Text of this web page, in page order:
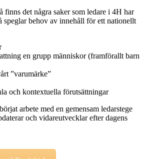
finns det några saker som ledare i 4H har
speglar behov av innehåll för ett nationellt
en grupp människor (framförallt barn
”varumärke”
och kontextuella förutsättningar
arbete med en gemensam ledarstege
och vidareutvecklar efter dagens